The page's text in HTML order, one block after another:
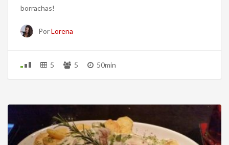
borrachas!
PorLorena
5 5 50min